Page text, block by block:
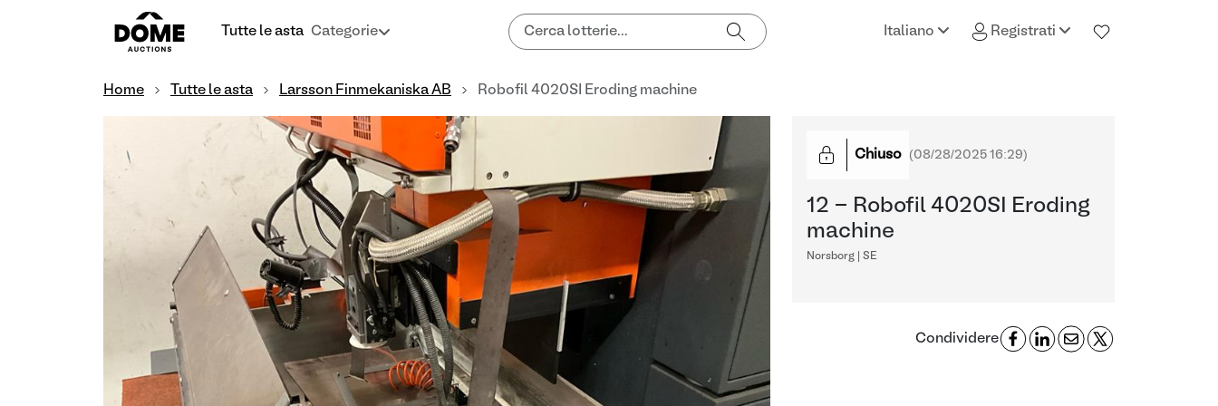
Tutte le asta Categorie Italiano Registrati
Home Tutte le asta Larsson Finmekaniska AB Robofil 4020SI Eroding machine
Chiuso (08/28/2025 16:29)
12 - Robofil 4020SI Eroding
machine
Norsborg | SE
Condividere